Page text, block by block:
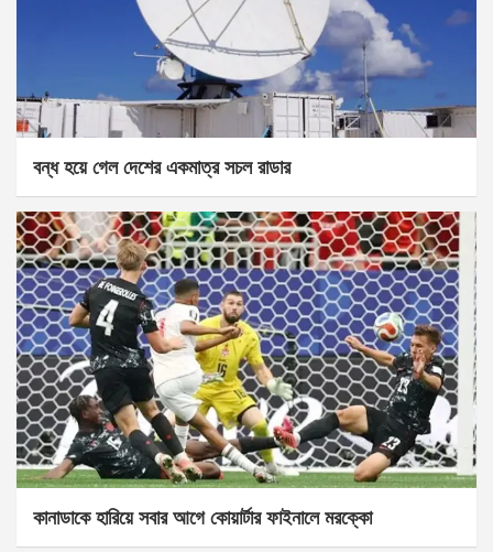
বন্ধ হয়ে গেল দেশের একমাত্র সচল রাডার
কানাডাকে হারিয়ে সবার আগে কোয়ার্টার ফাইনালে মরক্কো